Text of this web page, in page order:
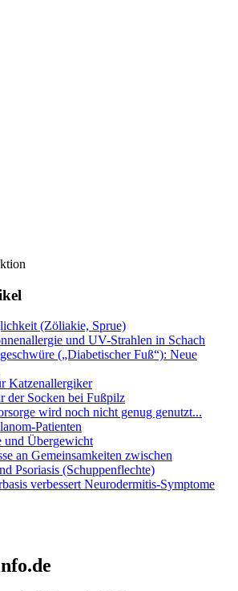
(Zöliakie, Sprue)
und UV-Strahlen in Schach
(„Diabetischer Fuß“): Neue
Katzenallergiker
der Socken bei Fußpilz
wird noch nicht genug genutzt...
Patienten
und Übergewicht
an Gemeinsamkeiten zwischen
Psoriasis (Schuppenflechte)
verbessert Neurodermitis-Symptome